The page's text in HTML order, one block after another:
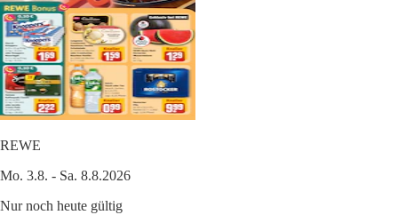
REWE
Mo. 3.8. - Sa. 8.8.2026
Nur noch heute gültig